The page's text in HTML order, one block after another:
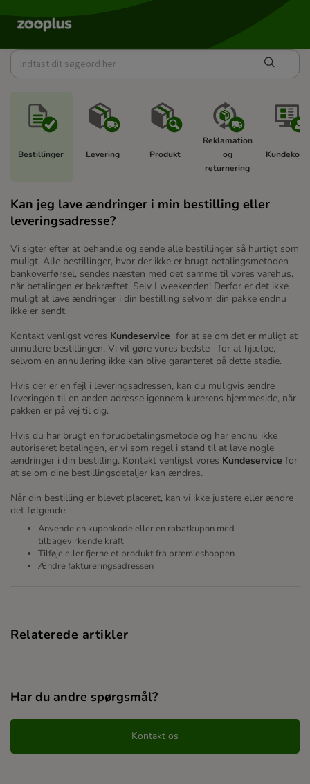
Bestillinger Levering Produkt
Reklamation
og
returnering
Kan jeg lave ændringer i min bestilling eller
leveringsadresse?
Vi sigter efter at behandle og sende alle bestillinger så hurtigt som
muligt. Alle bestillinger, hvor der ikke er brugt betalingsmetoden
bankoverførsel, sendes næsten med det samme til vores varehus,
når betalingen er bekræftet. Selv I weekenden! Derfor er det ikke
muligt at lave ændringer i din bestilling selvom din pakke endnu
ikke er sendt.
Kontakt venligst vores Kundeservice for at se om det er muligt at
annullere bestillingen. Vi vil gøre vores bedste for at hjælpe,
selvom en annullering ikke kan blive garanteret på dette stadie.
Hvis der er en fejl i leveringsadressen, kan du muligvis ændre
leveringen til en anden adresse igennem kurerens hjemmeside, når
pakken er på vej til dig.
Hvis du har brugt en forudbetalingsmetode og har endnu ikke
autoriseret betalingen, er vi som regel i stand til at lave nogle
ændringer i din bestilling. Kontakt venligst vores Kundeservice for
at se om dine bestillingsdetaljer kan ændres.
Når din bestilling er blevet placeret, kan vi ikke justere eller ændre
det følgende:
Anvende en kuponkode eller en rabatkupon med
tilbagevirkende kraft
Tilføje eller fjerne et produkt fra præmieshoppen
Ændre faktureringsadressen
Relaterede artikler
Har du andre spørgsmål?
Kontakt os